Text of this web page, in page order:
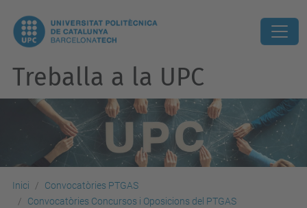
Treballa a la UPC
Inici
Convocatòries PTGAS
Convocatòries Concursos i Oposicions del PTGAS